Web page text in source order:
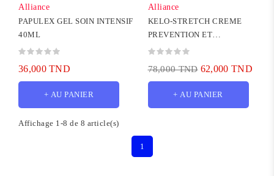
Alliance
PAPULEX GEL SOIN INTENSIF
40ML
36,000 TND
+ AU PANIER
Alliance
KELO-STRETCH CREME
PREVENTION ET
CORRECTION DES
78,000 TND 62,000 TND
+ AU PANIER
Affichage 1-8 de 8 article(s)
1